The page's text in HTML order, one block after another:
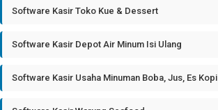
Software Kasir Toko Kue & Dessert
Software Kasir Depot Air Minum Isi Ulang
Software Kasir Usaha Minuman Boba, Jus, Es Kopi